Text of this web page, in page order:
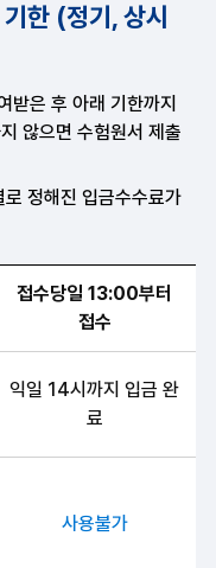
한 (정기, 상시
받은 후 아래 기한까지
않으면 수험원서 제출
정해진 입금수수료가
항목 순으로 가상계좌 채
접수당일 13:00부터
접수
익일 14시까지 입금 완
료
사용불가